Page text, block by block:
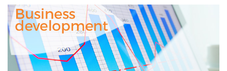
Development
&
Strategy